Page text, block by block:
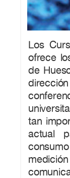
Los
ofrece
de
tan
actual